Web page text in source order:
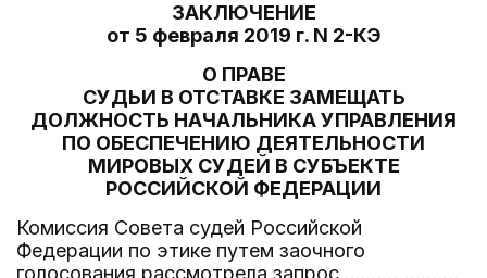
ЗАКЛЮЧЕНИЕ
от 5 февраля 2019 г. N 2-КЭ
О ПРАВЕ
СУДЬИ В ОТСТАВКЕ ЗАМЕЩАТЬ
ДОЛЖНОСТЬ НАЧАЛЬНИКА УПРАВЛЕНИЯ
ПО ОБЕСПЕЧЕНИЮ ДЕЯТЕЛЬНОСТИ
МИРОВЫХ СУДЕЙ В СУБЪЕКТЕ
РОССИЙСКОЙ ФЕДЕРАЦИИ
Комиссия Совета судей Российской
Федерации по этике путем заочного
голосования рассмотрела запрос .......... ..........